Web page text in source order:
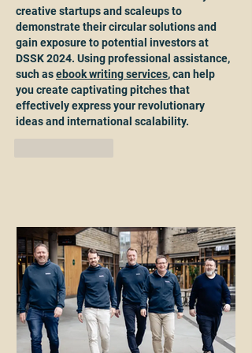
creative startups and scaleups to
demonstrate their circular solutions and
gain exposure to potential investors at
DSSK 2024. Using professional assistance,
such as ebook writing services, can help
you create captivating pitches that
effectively express your revolutionary
ideas and international scalability.